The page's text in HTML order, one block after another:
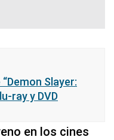
Slayer:
ray y DVD
en los cines